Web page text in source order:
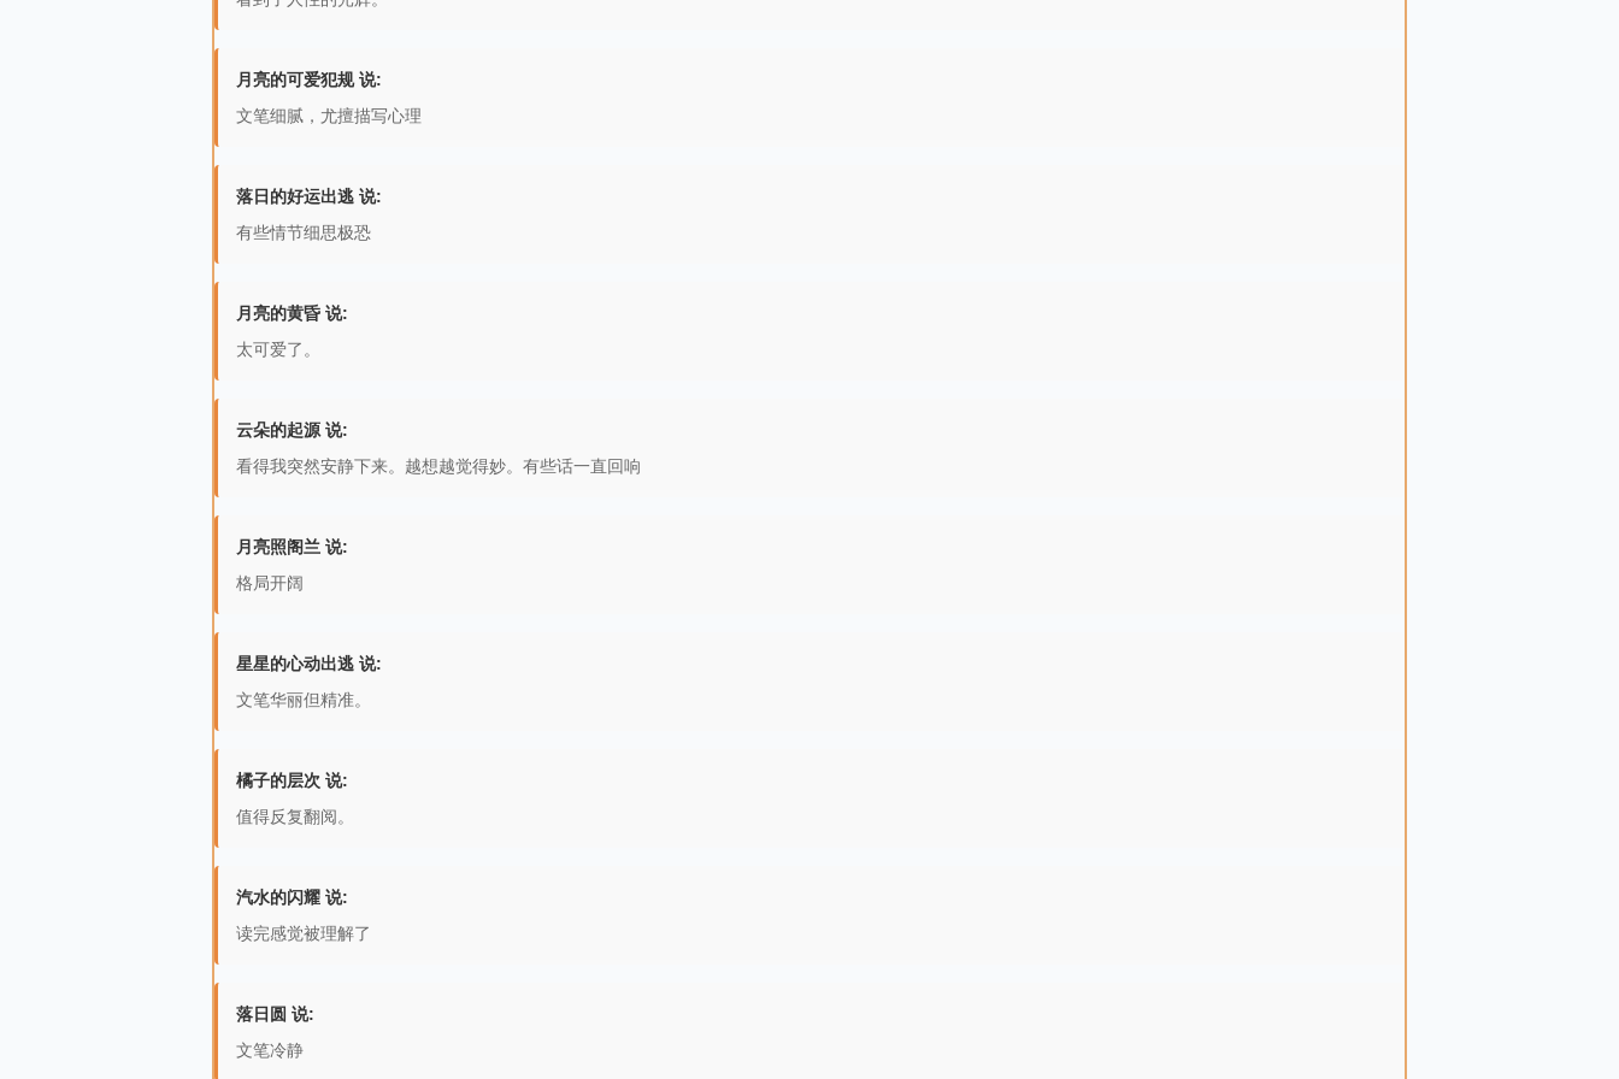
月亮的可爱犯规 说:
文笔细腻，尤擅描写心理
落日的好运出逃 说:
有些情节细思极恐
月亮的黄昏 说:
太可爱了。
云朵的起源 说:
看得我突然安静下来。越想越觉得妙。有些话一直回响
月亮照阁兰 说:
格局开阔
星星的心动出逃 说:
文笔华丽但精准。
橘子的层次 说:
值得反复翻阅。
汽水的闪耀 说:
读完感觉被理解了
落日圆 说:
文笔冷静